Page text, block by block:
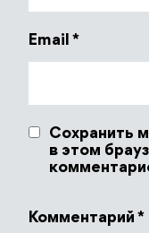
Email *
Сохранить
в этом
Комментарий *